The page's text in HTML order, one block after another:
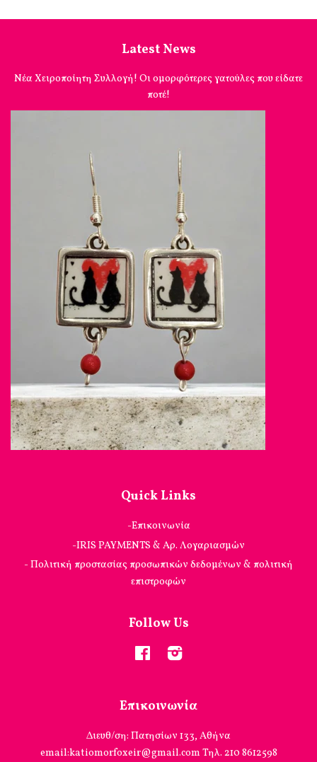
Latest News
Νέα Χειροποίητη Συλλογή! Οι ομορφότερες γατούλες που είδατε
ποτέ!
Quick Links
-Επικοινωνία
-IRIS PAYMENTS & Αρ. Λογαριασμών
- Πολιτική προστασίας προσωπικών δεδομένων & πολιτική
επιστροφών
Follow Us
Facebook
Επικοινωνία
Διευθ/ση: Πατησίων 133, Αθήνα
email:katiomorfoxeir@gmail.com Τηλ. 210 8612598